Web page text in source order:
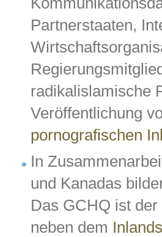
Partnerstaaten,
radikalislamische
Veröffentlichung
pornografischen
In
und Kanadas
Das GCHQ ist
neben dem